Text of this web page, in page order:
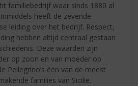
familiebedrijf waar sinds 1880 al
heeft de zevende
leiding over het bedrijf. Respect,
hebben altijd centraal gestaan
Deze waarden zijn
op zoon en van moeder op
Pellegrino’s één van de meest
families van Sicilië.